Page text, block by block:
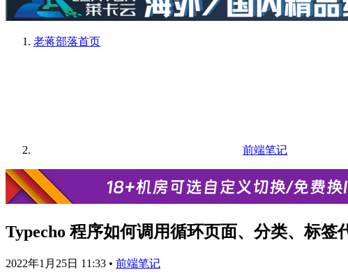
老蒋部落首页
前端笔记
Typecho 程序如何调用循环页面、分类、标签
2022年1月25日 11:33 • 前端笔记